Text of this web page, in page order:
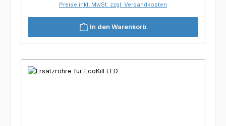
Preise inkl. MwSt. zzgl. Versandkosten
In den Warenkorb